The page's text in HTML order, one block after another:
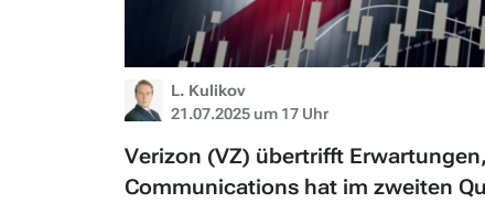
L. Kulikov
21.07.2025 um 17 Uhr
Verizon (VZ) übertrifft
Communications hat im zweiten